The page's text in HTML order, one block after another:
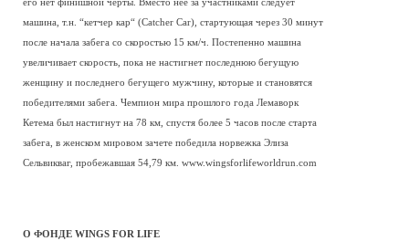
его нет финишной черты. Вместо нее за участниками следует
машина, т.н. “кетчер кар“ (Catcher Car), стартующая через 30 минут
после начала забега со скоростью 15 км/ч. Постепенно машина
увеличивает скорость, пока не настигнет последнюю бегущую
женщину и последнего бегущего мужчину, которые и становятся
победителями забега. Чемпион мира прошлого года Лемаворк
Кетема был настигнут на 78 км, спустя более 5 часов после старта
забега, в женском мировом зачете победила норвежка Элиза
Сельвикваг, пробежавшая 54,79 км. www.wingsforlifeworldrun.com
О ФОНДЕ WINGS FOR LIFE